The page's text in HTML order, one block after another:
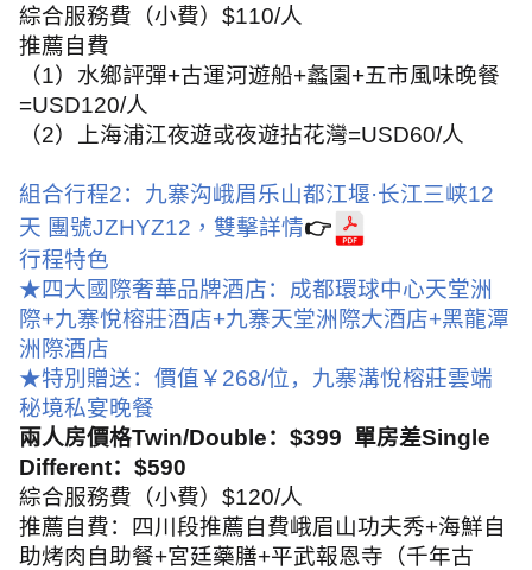
綜合服務費（小費） $110/人
推薦自費
（1）水鄉評彈+古運河遊船+蠡園+五市風味晚餐
=USD120/人
（2）上海浦江夜遊或夜遊拈花灣=USD60/人
組合行程2：九寨沟峨眉乐山都江堰·长江三峡12
天 團號JZHYZ12 ， 雙擊詳情👉
行程特色
★四大國際奢華品牌酒店：成都環球中心天堂洲
際+九寨悅榕莊酒店+九寨天堂洲際大酒店+黑龍潭
洲際酒店
★特別贈送：價值￥ 268/位，九寨溝悅榕莊雲端
秘境私宴晚餐
兩人房價格Twin/Double： $399 單房差Single
Different： $590
綜合服務費（小費） $120/人
推薦自費：
四川段推薦自費峨眉山功夫秀+海鮮自
助烤肉自助餐+宮廷藥膳+平武報恩寺（千年古